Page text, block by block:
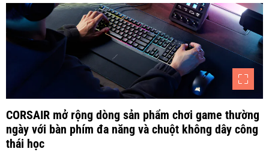
v
i
t
CORSAIR mở rộng dòng sản phẩm chơi game thường
ngày với bàn phím đa năng và chuột không dây công
thái học